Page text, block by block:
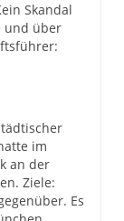
Skandal
und über
im
an der
Ziele:
Es